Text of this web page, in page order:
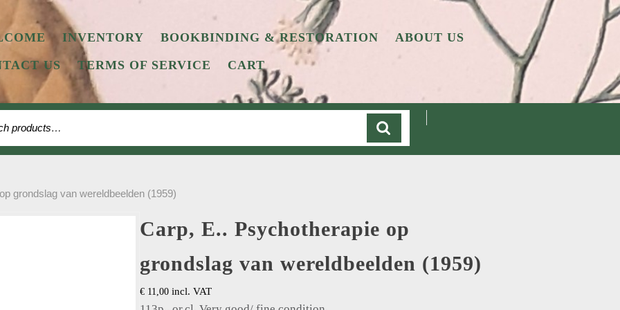
INVENTORY BOOKBINDING & RESTORATION
ABOUT US
US
TERMS OF SERVICE CART
grondslag van wereldbeelden (1959)
Carp, E.. Psychotherapie op
grondslag van wereldbeelden (1959)
€ 11,00 incl. VAT